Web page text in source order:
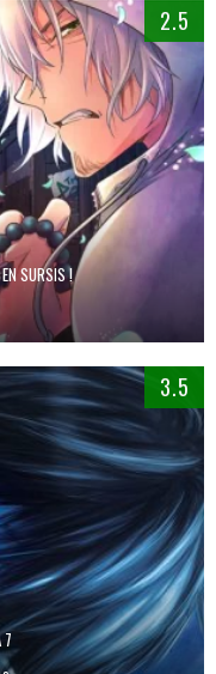
2.5
SURSIS !
3.5
7